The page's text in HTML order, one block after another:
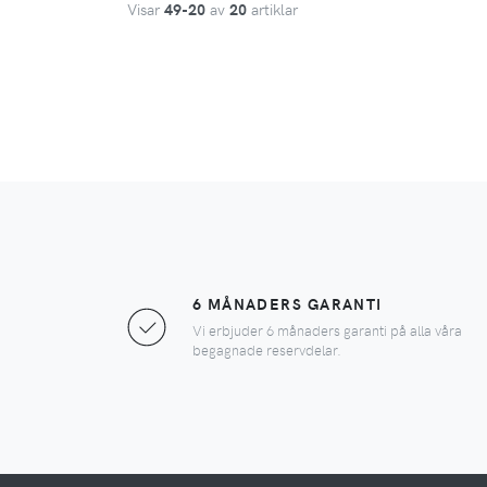
Visar 49-20 av 20 artiklar
6 MÅNADERS GARANTI
Vi erbjuder 6 månaders garanti på alla våra
begagnade reservdelar.